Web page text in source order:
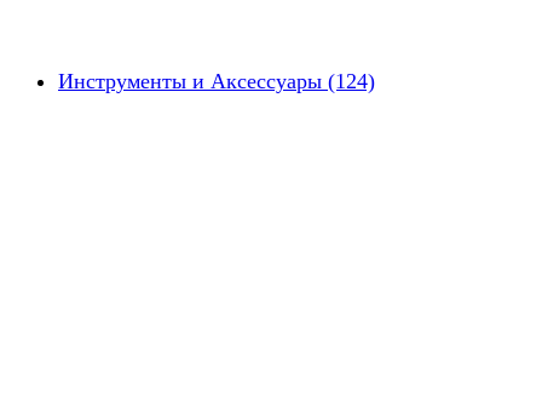
Инструменты и Аксессуары (124)